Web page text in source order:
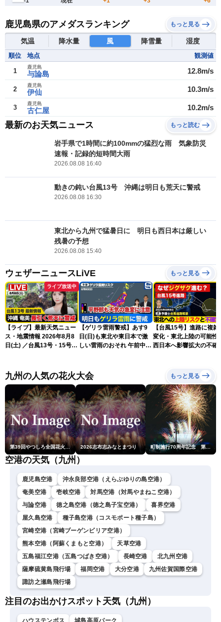
鹿児島県のアメダスランキング もっと見る
気温 降水量 風 降雪量 湿度
順位 地点 観測値
1 与論島
鹿児島 12.8m/s
2 伊仙
鹿児島 10.3m/s
3 古仁屋
鹿児島 10.2m/s
最新のお天気ニュース もっと読む
岩手県で1時間に約100mmの猛烈な雨 気象防災
速報・記録的短時間大雨
2026.08.08 16:40
動きの鈍い台風13号 沖縄は明日も荒天に警戒
2026.08.08 16:30
東北から九州で猛暑日に 明日も西日本は厳しい
残暑の予想
2026.08.08 15:40
ウェザーニュースLiVE もっと見る
ライブ放送中
【ライブ】最新天気ニュー
ス・地震情報 2026年8月8
日(土) ／台風13号・15号
ーニュースLiVEムーン・戸
北美月／芳野達郎〉
【ゲリラ雷雨警戒】あす9
日(日)も東北や東日本で激
しい雷雨のおそれ 午前中か
【台風15号】進路に複雑
変化・東北上陸の可能性
西日本へ影響拡大の不確
九州の人気の花火大会 もっと見る
第39回やつしろ全国花火競技大会 2026志布志みなとまつり 町制施行70周年記念 第48回南種子町ロケット祭
空港の天気（九州）
鹿児島空港
沖永良部空港（えらぶゆりの島空港）
奄美空港
壱岐空港
対馬空港（対馬やまねこ空港）
与論空港
徳之島空港（徳之島子宝空港）
喜界空港
屋久島空港
種子島空港（コスモポート種子島）
宮崎空港（宮崎ブーゲンビリア空港）
熊本空港（阿蘇くまもと空港）
天草空港
五島福江空港（五島つばき空港）
長崎空港
北九州空港
薩摩硫黄島飛行場
福岡空港 大分空港
九州佐賀国際空港
諏訪之瀬島飛行場
注目のお出かけスポット天気（九州）